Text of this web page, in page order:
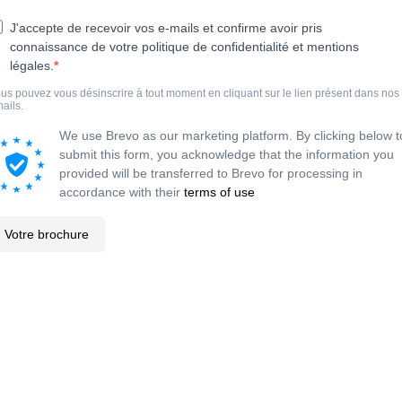
J'accepte de recevoir vos e-mails et confirme avoir pris
connaissance de votre politique de confidentialité et mentions
légales.
pouvez vous désinscrire à tout moment en cliquant sur le lien présent dans nos
We use Brevo as our marketing platform. By clicking below
submit this form, you acknowledge that the information you
provided will be transferred to Brevo for processing in
accordance with their terms of use
Votre brochure